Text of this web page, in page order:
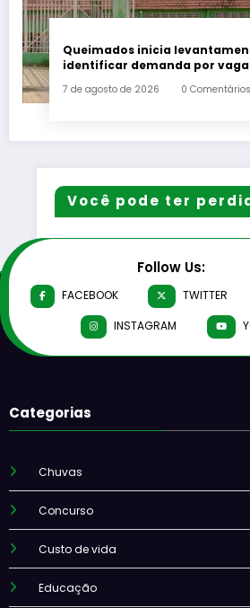
Queimados inicia
identificar demanda por
7 de agosto de 2026 0 Comentários
Você pode ter
Follow Us:
FACEBOOK TWITTER
INSTAGRAM
Categorias
Chuvas
Concurso
Custo de vida
Educação